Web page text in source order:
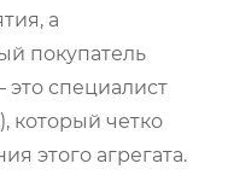
а
покупатель
это специалист
который четко
этого агрегата.